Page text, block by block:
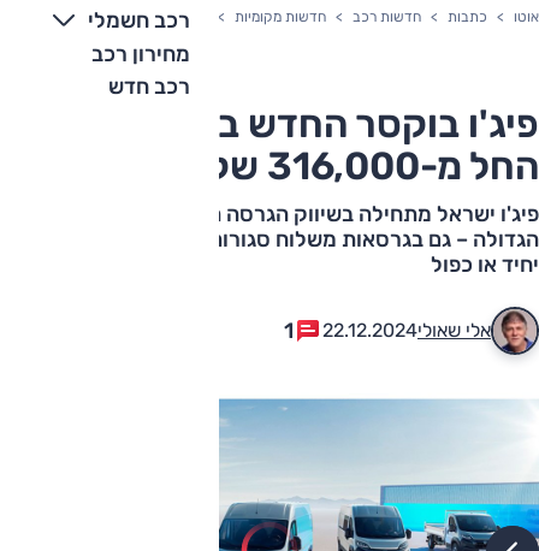
רכב חשמלי
מחירון רכב
רכב חדש
אוטו כתבות חדשות רכב חדשות מקומיות פיג'ו בוקסר החדש בארץ – המחיר החל מ-
פיג'ו בוקסר החדש בארץ – המחיר
החל מ-316,000 שקלים
פיג'ו ישראל מתחילה בשיווק הגרסה החדשה של המסחרית
הגדולה – גם בגרסאות משלוח סגורות, גם כטנדר עם תא-נהג
יחיד או כפול
אלי שאולי22.12.2024
1